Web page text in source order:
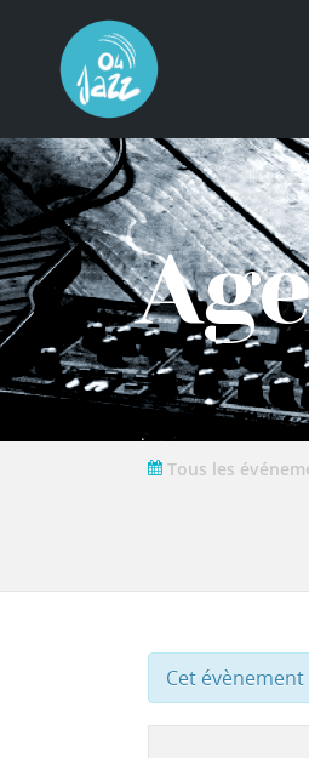
Tous les
Cet